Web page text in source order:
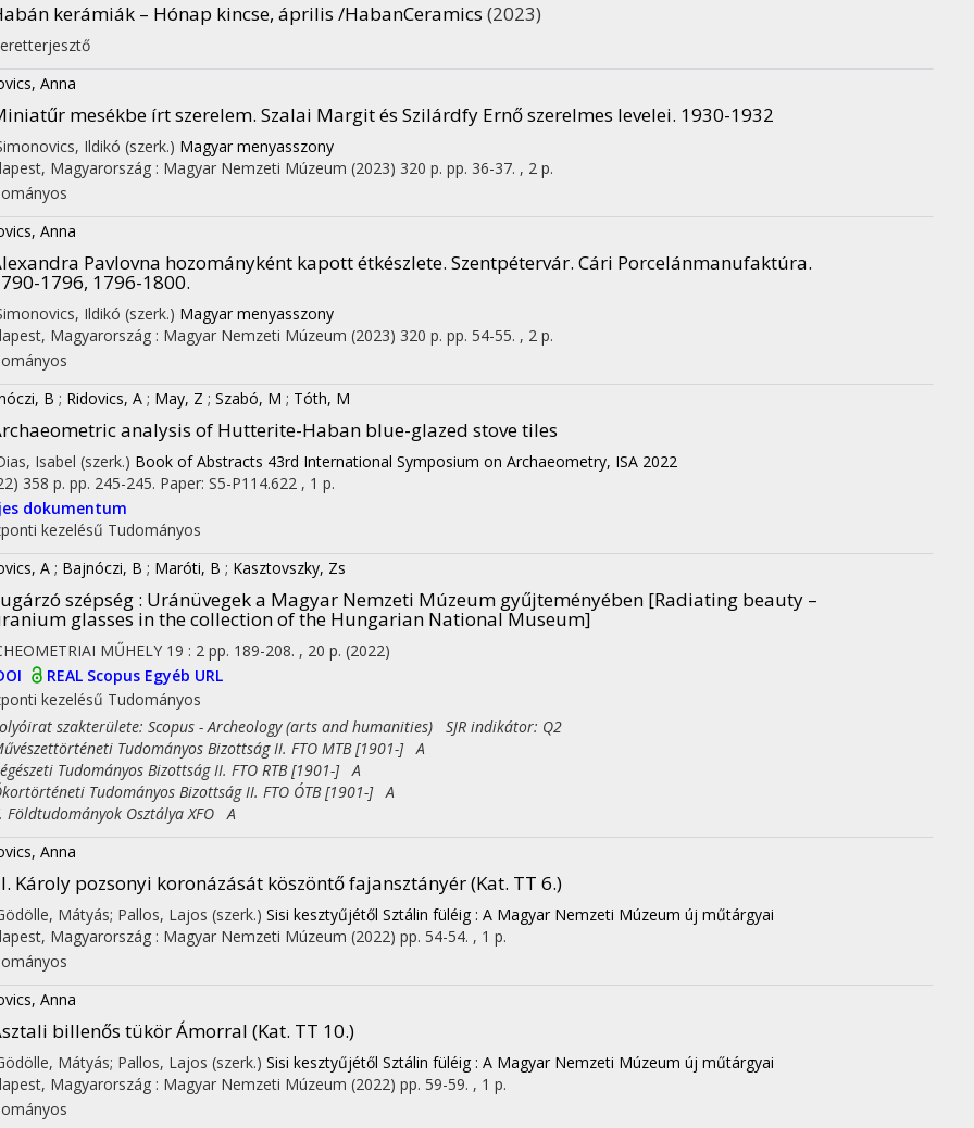
kerámiák – Hónap kincse, április /HabanCeramics (2023)
Anna
mesékbe írt szerelem. Szalai Margit és Szilárdfy Ernő szerelmes levelei. 1930-1932
Ildikó (szerk.) Magyar menyasszony
Magyarország : Magyar Nemzeti Múzeum (2023) 320 p. pp. 36-37. , 2 p.
Anna
Pavlovna hozományként kapott étkészlete. Szentpétervár. Cári Porcelánmanufaktúra.
1796, 1796-1800.
Ildikó (szerk.) Magyar menyasszony
Magyarország : Magyar Nemzeti Múzeum (2023) 320 p. pp. 54-55. , 2 p.
B ; Ridovics, A ; May, Z ; Szabó, M ; Tóth, M
analysis of Hutterite-Haban blue-glazed stove tiles
Isabel (szerk.) Book of Abstracts 43rd International Symposium on Archaeometry, ISA 2022
358 p. pp. 245-245. Paper: S5-P114.622 , 1 p.
dokumentum
kezelésű Tudományos
A ; Bajnóczi, B ; Maróti, B ; Kasztovszky, Zs
szépség : Uránüvegek a Magyar Nemzeti Múzeum gyűjteményében [Radiating beauty –
glasses in the collection of the Hungarian National Museum]
MŰHELY 19 : 2 pp. 189-208. , 20 p. (2022)
REAL Scopus Egyéb URL
kezelésű Tudományos
szakterülete: Scopus - Archeology (arts and humanities) SJR indikátor: Q2
Tudományos Bizottság II. FTO MTB [1901-] A
Tudományos Bizottság II. FTO RTB [1901-] A
Tudományos Bizottság II. FTO ÓTB [1901-] A
Osztálya XFO A
Anna
Károly pozsonyi koronázását köszöntő fajansztányér (Kat. TT 6.)
Mátyás; Pallos, Lajos (szerk.) Sisi kesztyűjétől Sztálin füléig : A Magyar Nemzeti Múzeum új műtárgyai
Magyarország : Magyar Nemzeti Múzeum (2022) pp. 54-54. , 1 p.
Anna
billenős tükör Ámorral (Kat. TT 10.)
Mátyás; Pallos, Lajos (szerk.) Sisi kesztyűjétől Sztálin füléig : A Magyar Nemzeti Múzeum új műtárgyai
Magyarország : Magyar Nemzeti Múzeum (2022) pp. 59-59. , 1 p.